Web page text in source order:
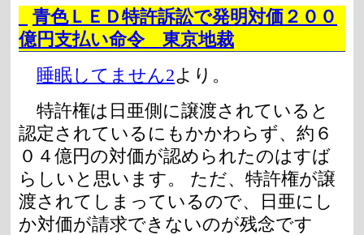
青色ＬＥＤ特許訴訟で発明対価２００
億円支払い命令 東京地裁
睡眠してません2より。
特許権は日亜側に譲渡されていると
認定されているにもかかわらず、約６
０４億円の対価が認められたのはすば
らしいと思います。 ただ、特許権が譲
渡されてしまっているので、日亜にし
か対価が請求できないのが残念です